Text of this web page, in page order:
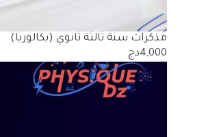
مذكرات سنة ثالثة ثانوي (بكالوريا)
4,000دج